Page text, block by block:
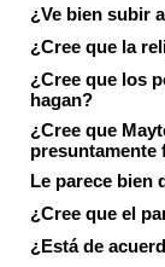
¿Ve bien subir
¿Cree que la
¿Cree que los
hagan?
¿Cree que
presuntamente
Le parece bien
¿Cree que el
¿Está de